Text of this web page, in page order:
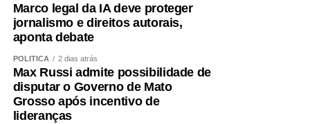
Marco legal da IA deve proteger
jornalismo e direitos autorais,
aponta debate
POLÍTICA 2 dias atrás
Max Russi admite possibilidade de
disputar o Governo de Mato
Grosso após incentivo de
lideranças